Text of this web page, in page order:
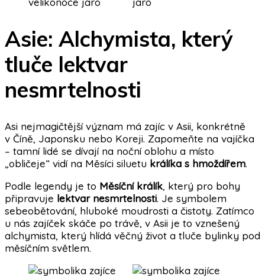
Asie: Alchymista, který
tluče lektvar
nesmrtelnosti
Asi nejmagičtější význam má zajíc v Asii, konkrétně
v Číně, Japonsku nebo Koreji. Zapomeňte na vajíčka
– tamní lidé se dívají na noční oblohu a místo
„obličeje“ vidí na Měsíci siluetu králíka s hmoždířem.
Podle legendy je to Měsíční králík, který pro bohy
připravuje lektvar nesmrtelnosti. Je symbolem
sebeobětování, hluboké moudrosti a čistoty. Zatímco
u nás zajíček skáče po trávě, v Asii je to vznešený
alchymista, který hlídá věčný život a tluče bylinky pod
měsíčním světlem.